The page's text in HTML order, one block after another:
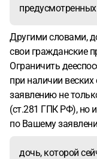
Другими словами,
свои гражданские
Ограничить
при наличии
заявлению не
(ст.281 ГПК РФ), но
по Вашему
дочь, которой